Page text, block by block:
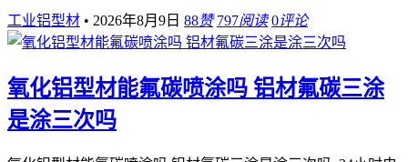
工业铝型材 • 2026年8月9日 88赞 797阅读 0评论
氧化铝型材能氟碳喷涂吗 铝材氟碳三涂
是涂三次吗